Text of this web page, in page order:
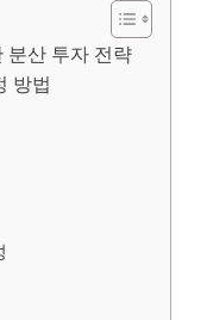
분산 투자 전략
방법